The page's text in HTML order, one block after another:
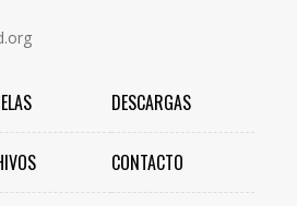
DESCARGAS
CONTACTO